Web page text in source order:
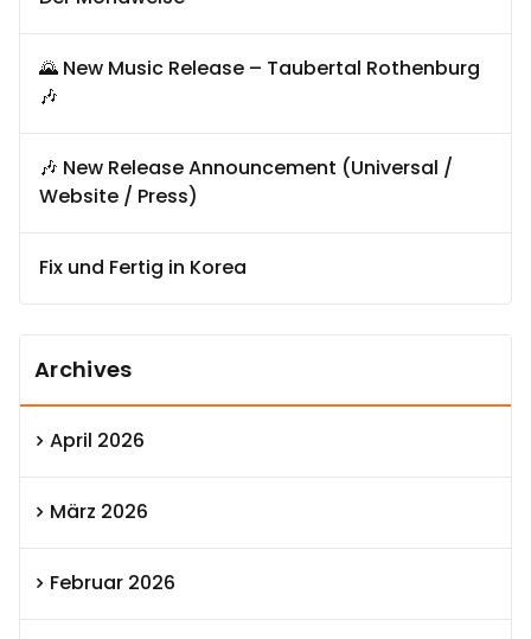
🌄 New Music Release – Taubertal Rothenburg
🎶
🎶 New Release Announcement (Universal /
Website / Press)
Fix und Fertig in Korea
Archives
April 2026
März 2026
Februar 2026